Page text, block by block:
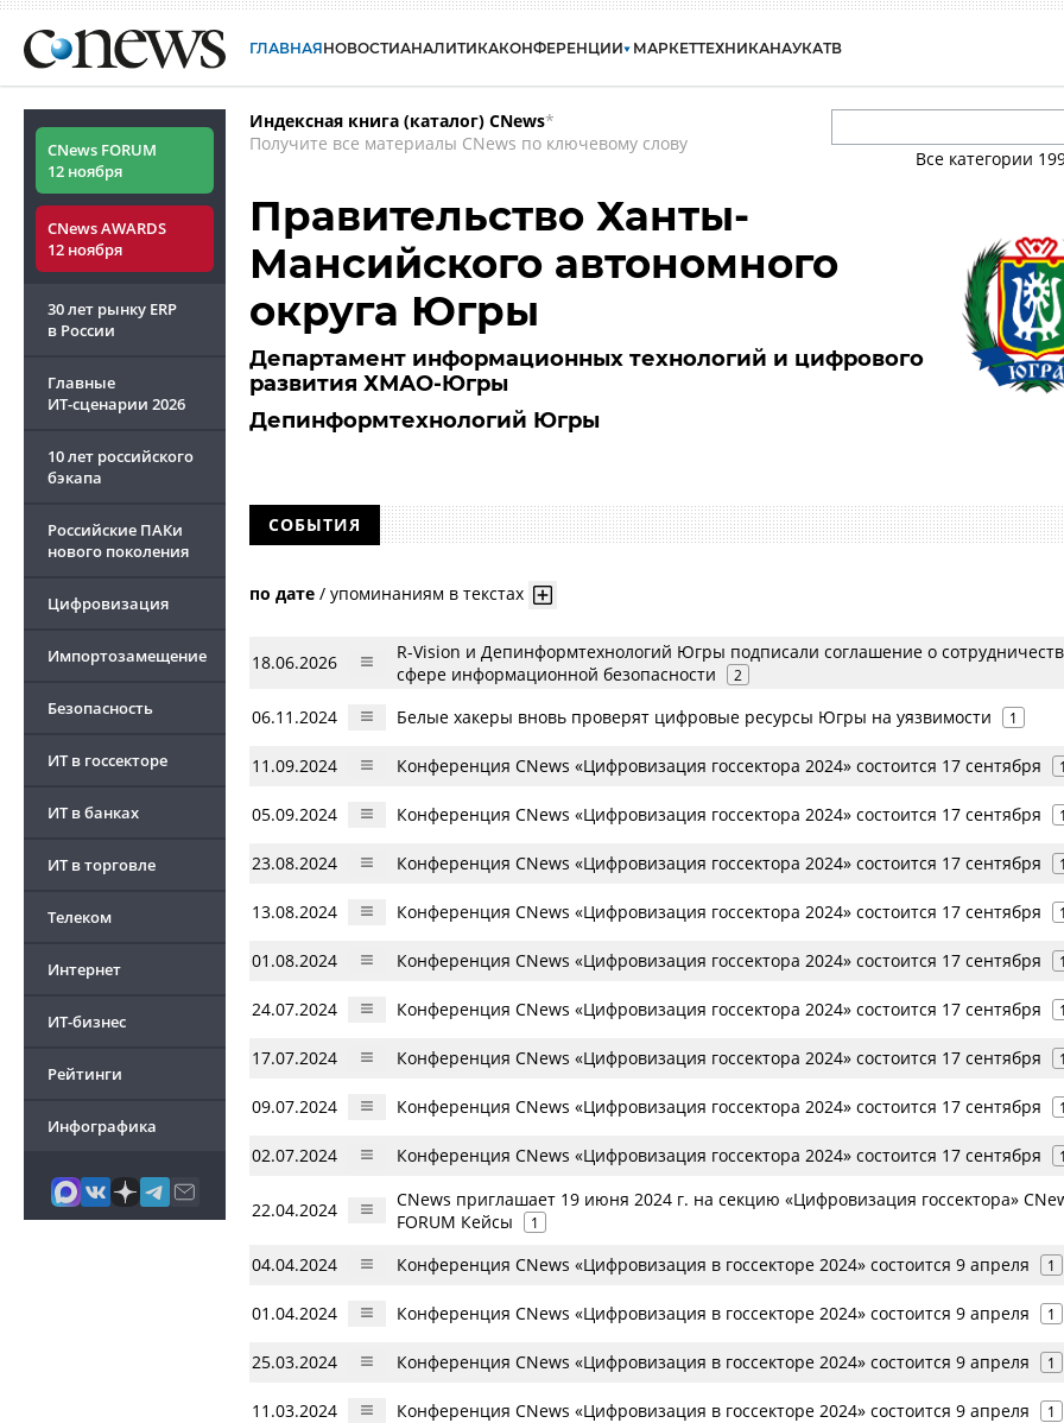
ГЛАВНАЯНОВОСТИАНАЛИТИКАКОНФЕРЕНЦИИ МАРКЕТТЕХНИКАНАУКАТВ
CNews FORUM
12 ноября
CNews AWARDS
12 ноября
30 лет рынку ERP
в России
Главные
ИТ-сценарии 2026
10 лет российского
бэкапа
Российские ПАКи
нового поколения
Цифровизация
Импортозамещение
Безопасность
ИТ в госсекторе
ИТ в банках
ИТ в торговле
Телеком
Интернет
ИТ-бизнес
Рейтинги
Инфографика
Индексная книга (каталог) CNews*
Получите все материалы CNews по ключевому слову
Все категории
Правительство Ханты-
Мансийского автономного
округа Югры
Департамент информационных технологий и цифрового
развития ХМАО-Югры
Депинформтехнологий Югры
СОБЫТИЯ
по дате / упоминаниям в текстах
18.06.2026
R-Vision и Депинформтехнологий Югры подписали соглашение о
сфере информационной безопасности
2
06.11.2024 Белые хакеры вновь проверят цифровые ресурсы Югры на уязвимости 1
11.09.2024 Конференция CNews «Цифровизация госсектора 2024» состоится 17 сентября 1
05.09.2024 Конференция CNews «Цифровизация госсектора 2024» состоится 17 сентября 1
23.08.2024 Конференция CNews «Цифровизация госсектора 2024» состоится 17 сентября 1
13.08.2024 Конференция CNews «Цифровизация госсектора 2024» состоится 17 сентября 1
01.08.2024 Конференция CNews «Цифровизация госсектора 2024» состоится 17 сентября 1
24.07.2024 Конференция CNews «Цифровизация госсектора 2024» состоится 17 сентября 1
17.07.2024 Конференция CNews «Цифровизация госсектора 2024» состоится 17 сентября 1
09.07.2024 Конференция CNews «Цифровизация госсектора 2024» состоится 17 сентября 1
02.07.2024 Конференция CNews «Цифровизация госсектора 2024» состоится 17 сентября 1
22.04.2024
CNews приглашает 19 июня 2024 г. на секцию «Цифровизация госсектора»
FORUM Кейсы
1
04.04.2024 Конференция CNews «Цифровизация в госсекторе 2024» состоится 9 апреля 1
01.04.2024 Конференция CNews «Цифровизация в госсекторе 2024» состоится 9 апреля 1
25.03.2024 Конференция CNews «Цифровизация в госсекторе 2024» состоится 9 апреля 1
11.03.2024 Конференция CNews «Цифровизация в госсекторе 2024» состоится 9 апреля 1